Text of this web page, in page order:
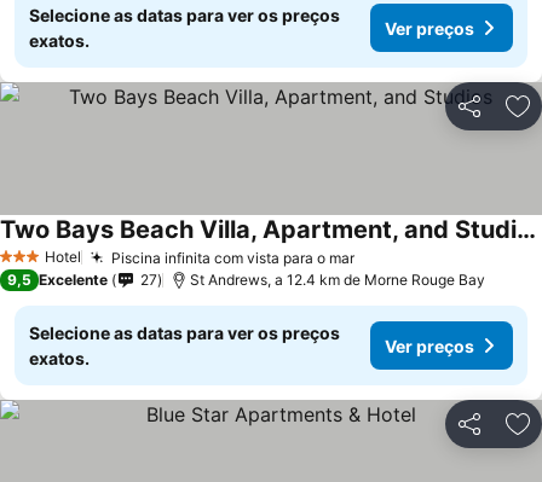
Selecione as datas para ver os preços
exatos.
Ver preços
Partilhar
3 EstrelasHotel Piscina infinita com vista para o mar
Two Bays Beach Villa, Apartment, and Studios
9,5 Excelente 27 St Andrews, a 12.4 km de Morne Rouge Bay
Selecione as datas para ver os preços
exatos.
Ver preços
Partilhar